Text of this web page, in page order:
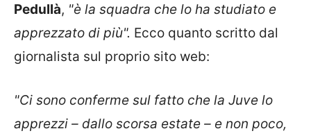
Pedullà, "è la squadra che lo ha studiato e
apprezzato di più". Ecco quanto scritto dal
giornalista sul proprio sito web:
"Ci sono conferme sul fatto che la Juve lo
apprezzi – dallo scorsa estate – e non poco,